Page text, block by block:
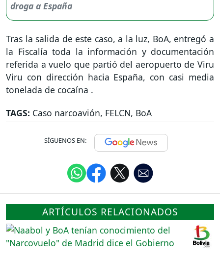
Tras la salida de este caso, a la luz, BoA, entregó a
la Fiscalía toda la información y documentación
referida a vuelo que partió del aeropuerto de Viru
Viru con dirección hacia España, con casi media
tonelada de cocaína .
TAGS: Caso narcoavión, FELCN, BoA
SÍGUENOS EN:
ARTÍCULOS RELACIONADOS